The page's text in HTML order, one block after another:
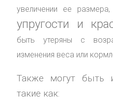
увеличении ее размера,
упругости и
быть утеряны с
изменения веса или
Также могут быть
такие как: